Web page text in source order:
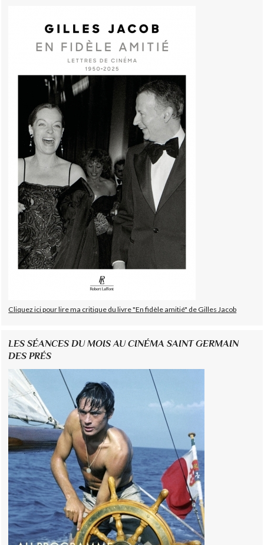
Cliquez ici pour lire ma critique du livre "En fidèle amitié" de Gilles Jacob
LES SÉANCES DU MOIS AU CINÉMA SAINT GERMAIN
DES PRÉS